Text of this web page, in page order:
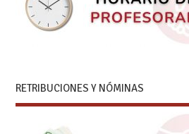
RETRIBUCIONES Y NÓMINAS